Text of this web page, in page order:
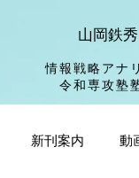
山岡鉄秀
情報戦略アナ
令和専攻塾
新刊案内 動